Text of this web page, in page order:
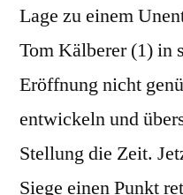
Lage zu einem
Tom Kälberer (1) in
Eröffnung nicht
entwickeln und
Stellung die Zeit.
Siege einen Punkt